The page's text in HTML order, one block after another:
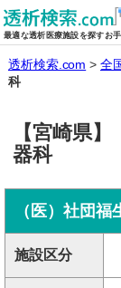
最適な透析医療施設を探すお
透析検索.com 全
科
【宮崎県
器科
（医）社団
施設区分